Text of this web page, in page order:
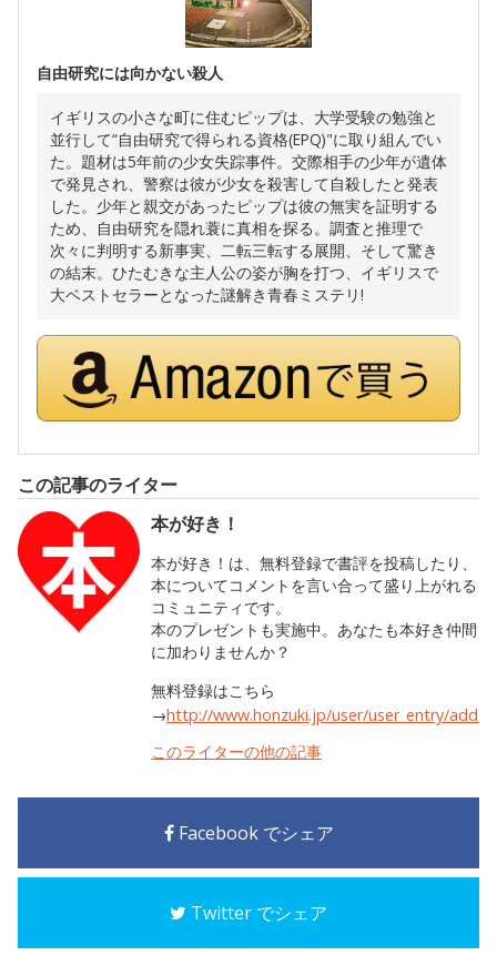
自由研究には向かない殺人
イギリスの小さな町に住むピップは、大学受験の勉強と
並行して“自由研究で得られる資格(EPQ)"に取り組んでい
た。題材は5年前の少女失踪事件。交際相手の少年が遺体
で発見され、警察は彼が少女を殺害して自殺したと発表
した。少年と親交があったピップは彼の無実を証明する
ため、自由研究を隠れ蓑に真相を探る。調査と推理で
次々に判明する新事実、二転三転する展開、そして驚き
の結末。ひたむきな主人公の姿が胸を打つ、イギリスで
大ベストセラーとなった謎解き青春ミステリ!
この記事のライター
本が好き！
本が好き！は、無料登録で書評を投稿したり、
本についてコメントを言い合って盛り上がれる
コミュニティです。
本のプレゼントも実施中。あなたも本好き仲間
に加わりませんか？
無料登録はこちら
→http://www.honzuki.jp/user/user_entry/
このライターの他の記事
Facebook でシェア
Twitter でシェア